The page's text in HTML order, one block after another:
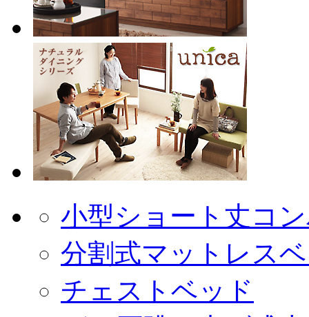
小型ショート丈コ
分割式マットレス
チェストベッド